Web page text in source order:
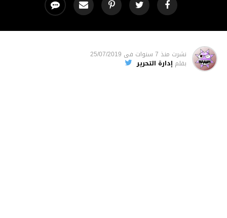
نشرت منذ 7 سنوات فى 25/07/2019
بقلم إدارة التحرير